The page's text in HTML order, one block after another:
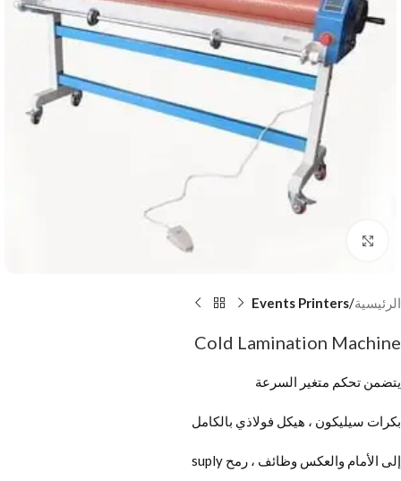
الرئيسية Events Printers
Cold Lamination Machine
يتضمن تحكم متغير السرعة
بكرات سيليكون ، هيكل فولاذي بالكامل
إلى الأمام والعكس وظائف ، رمح suply